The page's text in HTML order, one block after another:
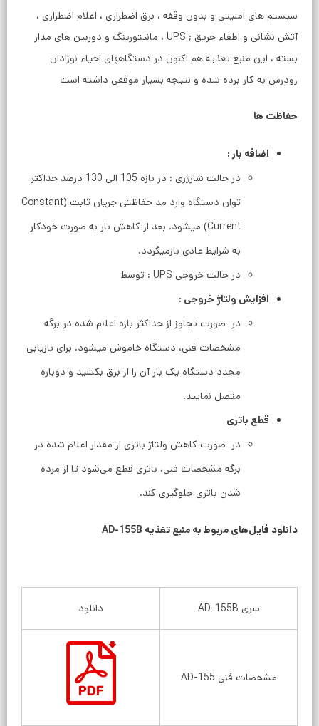
سیستم های امنیتی و بدون وقفه ، برق اضطراری ، اعلام اضطراری ،
آتش نشانی و اطفاء حریق ; UPS ، مانیتورینگ و دوربین های مدار
بسته ، این منبع تغذیه هم اکنون در دستگاههای احیاء نوزادان
زودرس به کار برده شده و نتیجه بسیار موفقی داشته است
حفاظت ها
اضافه بار :
در حالت شارژری : در بازه 105 الی 130 درصد حداکثر
توان دستگاه وارد مد حفاظتی جریان ثابت (Constant
Current) میشود. بعد از کاهش بار به صورت خودکار
به شرایط عادی بازمیگردد.
در حالت خروجی UPS : توسط
افزایش ولتاژ خروجی :
در صورت تجاوز از حداکثر بازه اعلام شده در برگه
مشخصات فنی، دستگاه خاموش میشود. برای بازیابی
مجدد دستگاه یک بار آن را از برق بکشید و دوباره
متصل نمایید.
قطع باتری
در صورت کاهش ولتاژ باتری از مقدار اعلام شده در
برگه مشخصات فنی، باتری قطع می‌شود تا از مرده
شدن باتری جلوگیری کند.
دانلود فایل‌های مربوط به منبع تغذیه AD-155B
سری AD-155B دانلود
مشخصات فنی AD-155